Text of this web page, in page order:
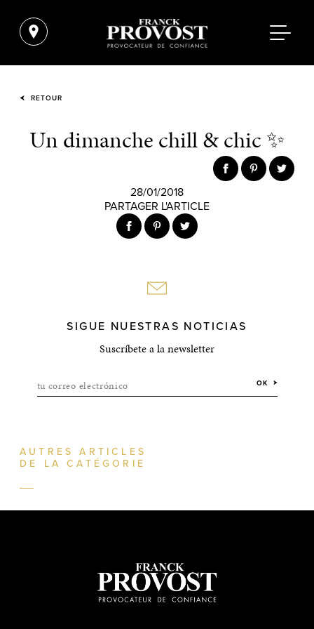
RETOUR
Un dimanche chill & chic ✨
28/01/2018
PARTAGER L'ARTICLE
SIGUE NUESTRAS NOTICIAS
Suscríbete a la newsletter
tu correo electrónico OK
AUTRES ARTICLES
DE LA CATÉGORIE